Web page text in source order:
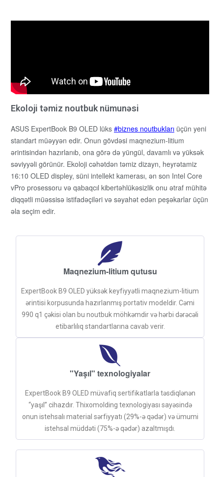
Ekoloji təmiz noutbuk nümunəsi
ASUS ExpertBook B9 OLED lüks biznes noutbukları üçün yeni
standart müəyyən edir. Onun gövdəsi maqnezium-litium
ərintisindən hazırlanıb, ona görə də yüngül, davamlı və yüksək
səviyyəli görünür. Ekoloji cəhətdən təmiz dizayn, heyrətamiz
16:10 OLED displey, süni intellekt kamerası, ən son Intel Core
vPro prosessoru və qabaqcıl kibertəhlükəsizlik onu ətraf mühitə
diqqətli müəssisə istifadəçiləri və səyahət edən peşəkarlar üçün
əla seçim edir.
Maqnezium-litium qutusu
ExpertBook B9 OLED yüksək keyfiyyətli maqnezium-litium
ərintisi korpusunda hazırlanmış portativ modeldir. Cəmi
990 q1 çəkisi olan bu noutbuk möhkəmdir və hərbi dərəcəli
etibarlılıq standartlarına cavab verir.
"Yaşıl" texnologiyalar
ExpertBook B9 OLED müvafiq sertifikatlarla təsdiqlənən
“yaşıl” cihazdır. Thixomolding texnologiyası sayəsində
onun istehsalı material sərfiyyatı (29%-ə qədər) və ümumi
istehsal müddəti (75%-ə qədər) azaltmışdı.